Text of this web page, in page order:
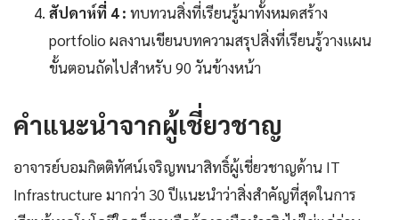
สัปดาห์ที่ 4 : ทบทวนสิ่งที่เรียนรู้มาทั้งหมดสร้าง
portfolio ผลงานเขียนบทความสรุปสิ่งที่เรียนรู้วางแผน
ขั้นตอนถัดไปสำหรับ 90 วันข้างหน้า
คำแนะนำจากผู้เชี่ยวชาญ
อาจารย์บอมกิตติทัศน์เจริญพนาสิทธิ์ผู้เชี่ยวชาญด้าน IT
Infrastructure มากว่า 30 ปีแนะนำว่าสิ่งสำคัญที่สุดในการ